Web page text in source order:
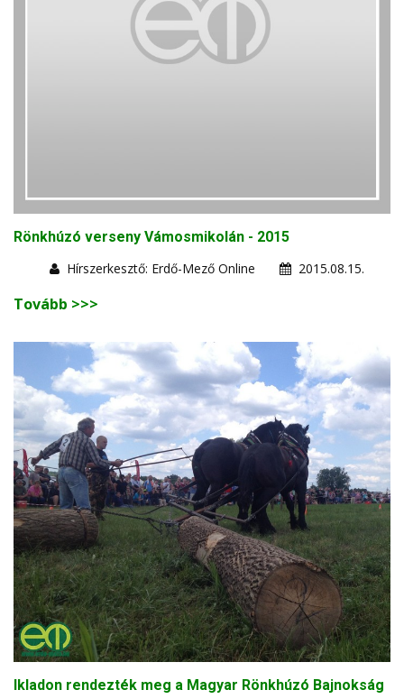
Rönkhúzó verseny Vámosmikolán - 2015
Hírszerkesztő: Erdő-Mező Online
2015.08.15.
Tovább >>>
Ikladon rendezték meg a Magyar Rönkhúzó Bajnokság